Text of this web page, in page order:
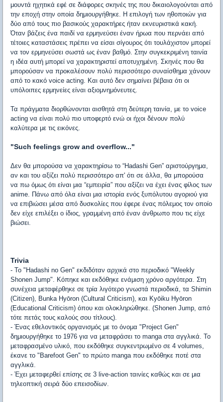
μουντά ηχητικά εφέ σε διάφορες σκηνές της που δικαιολογούνται από
την εποχή στην οποία δημιουργήθηκε. Η επιλογή των ηθοποιών για
δύο από τους πιο βασικούς χαρακτήρες ήταν εκνευριστικά κακή.
Όταν βάζεις ένα παιδί να ερμηνεύσει έναν ήρωα που περνάει από
τέτοιες καταστάσεις πρέπει να είσαι σίγουρος ότι τουλάχιστον μπορεί
να τον ερμηνεύσει σωστά ως έναν βαθμό. Στην συγκεκριμένη ταινία
η ιδέα αυτή μπορεί να χαρακτηριστεί αποτυχημένη. Σκηνές που θα
μπορούσαν να προκαλέσουν πολύ περισσότερο συναίσθημα χάνουν
από το κακό voice acting. Και αυτό δεν σημαίνει βέβαια ότι οι
υπόλοιπες ερμηνείες είναι αξιομνημόνευτες.
Τα πράγματα διορθώνονται αισθητά στη δεύτερη ταινία, με το voice
acting να είναι πολύ πιο υποφερτό ενώ οι ήχοι δένουν πολύ
καλύτερα με τις εικόνες.
"Such feelings grow and overflow..."
Δεν θα μπορούσα να χαρακτηρίσω το “Hadashi Gen” αριστούργημα,
αν και του αξίζει πολύ περισσότερο απ' ότι σε άλλα, θα μπορούσα
να πω όμως ότι είναι μια “εμπειρία” που αξίζει να έχει ένας φίλος των
anime. Πάνω από όλα είναι μια ιστορία ενός ξυπόλυτου αγοριού για
να επιβιώσει μέσα από δυσκολίες που έφερε ένας πόλεμος τον οποίο
δεν είχε επιλέξει ο ίδιος, γραμμένη από έναν άνθρωπο που τις είχε
βιώσει.
Trivia
- To "Hadashi no Gen" εκδιδόταν αρχικά στο περιοδικό "Weekly
Shonen Jump". Κόπηκε και εκδόθηκε ενάμιση χρόνο αργότερα. Στη
συνέχεια μεταφέρθηκε σε τρία λιγότερο γνωστά περιοδικά, τα Shimin
(Citizen), Bunka Hyōron (Cultural Criticism), και Kyōiku Hyōron
(Educational Criticism) όπου και ολοκληρώθηκε. (Shonen Jump, από
τότε πετάς τους καλούς σου τίτλους).
- Ένας εθελοντικός οργανισμός με το όνομα "Project Gen"
δημιουργήθηκε το 1976 για να μεταφράσει το manga στα αγγλικά. Το
μεταφρασμένο υλικό, που εκδόθηκε συγκεντρωμένο σε 4 volumes,
έκανε το "Barefoot Gen" το πρώτο manga που εκδόθηκε ποτέ στα
αγγλικά.
- Έχει μεταφερθεί επίσης σε 3 live-action ταινίες καθώς και σε μια
τηλεοπτική σειρά δύο επεισοδίων.